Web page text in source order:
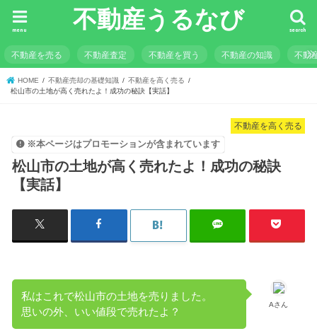
不動産うるなび search
menu
不動産を売る 不動産査定 不動産を買う 不動産の知識 不動
HOME 不動産売却の基礎知識
不動産を高く売る
松山市の土地が高く売れたよ！成功の秘訣【実話】
不動産を高く売る
※本ページはプロモーションが含まれています
松山市の土地が高く売れたよ！成功の秘訣
【実話】
Aさん
私はこれで松山市の土地を売りました。
思いの外、いい値段で売れたよ？